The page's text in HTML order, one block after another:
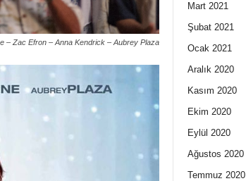
– Zac Efron – Anna Kendrick – Aubrey Plaza
Mart 2021
Şubat 2021
Ocak 2021
Aralık 2020
Kasım 2020
Ekim 2020
Eylül 2020
Ağustos 2020
Temmuz 2020